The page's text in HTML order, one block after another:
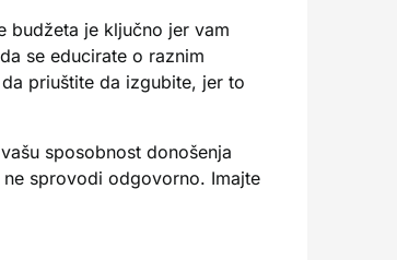
budžeta je ključno jer vam
se educirate o raznim
priuštite da izgubite, jer to
sposobnost donošenja
sprovodi odgovorno. Imajte